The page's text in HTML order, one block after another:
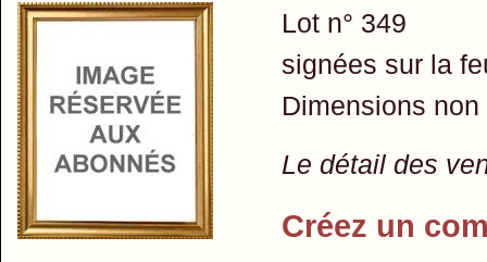
Lot n° 349
signées sur la
Dimensions
Le détail des
Créez un